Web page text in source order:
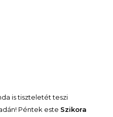
is tiszteletét teszi
Péntek este Szikora